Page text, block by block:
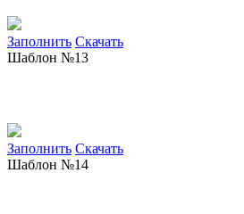
Заполнить Скачать
Шаблон №13
Заполнить Скачать
Шаблон №14